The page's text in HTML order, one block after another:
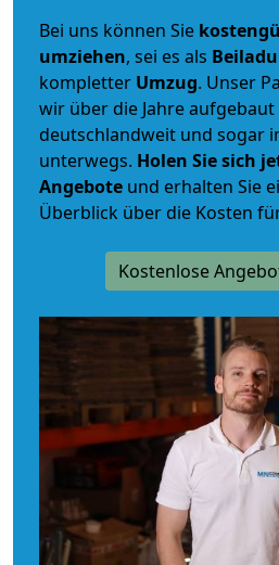
Bei uns können Sie
umziehen, sei es als
kompletter Umzug. Unser
wir über die Jahre
deutschlandweit und sogar
unterwegs. Holen Sie sich
Angebote und erhalten Sie
Überblick über die Kosten
Kostenlose